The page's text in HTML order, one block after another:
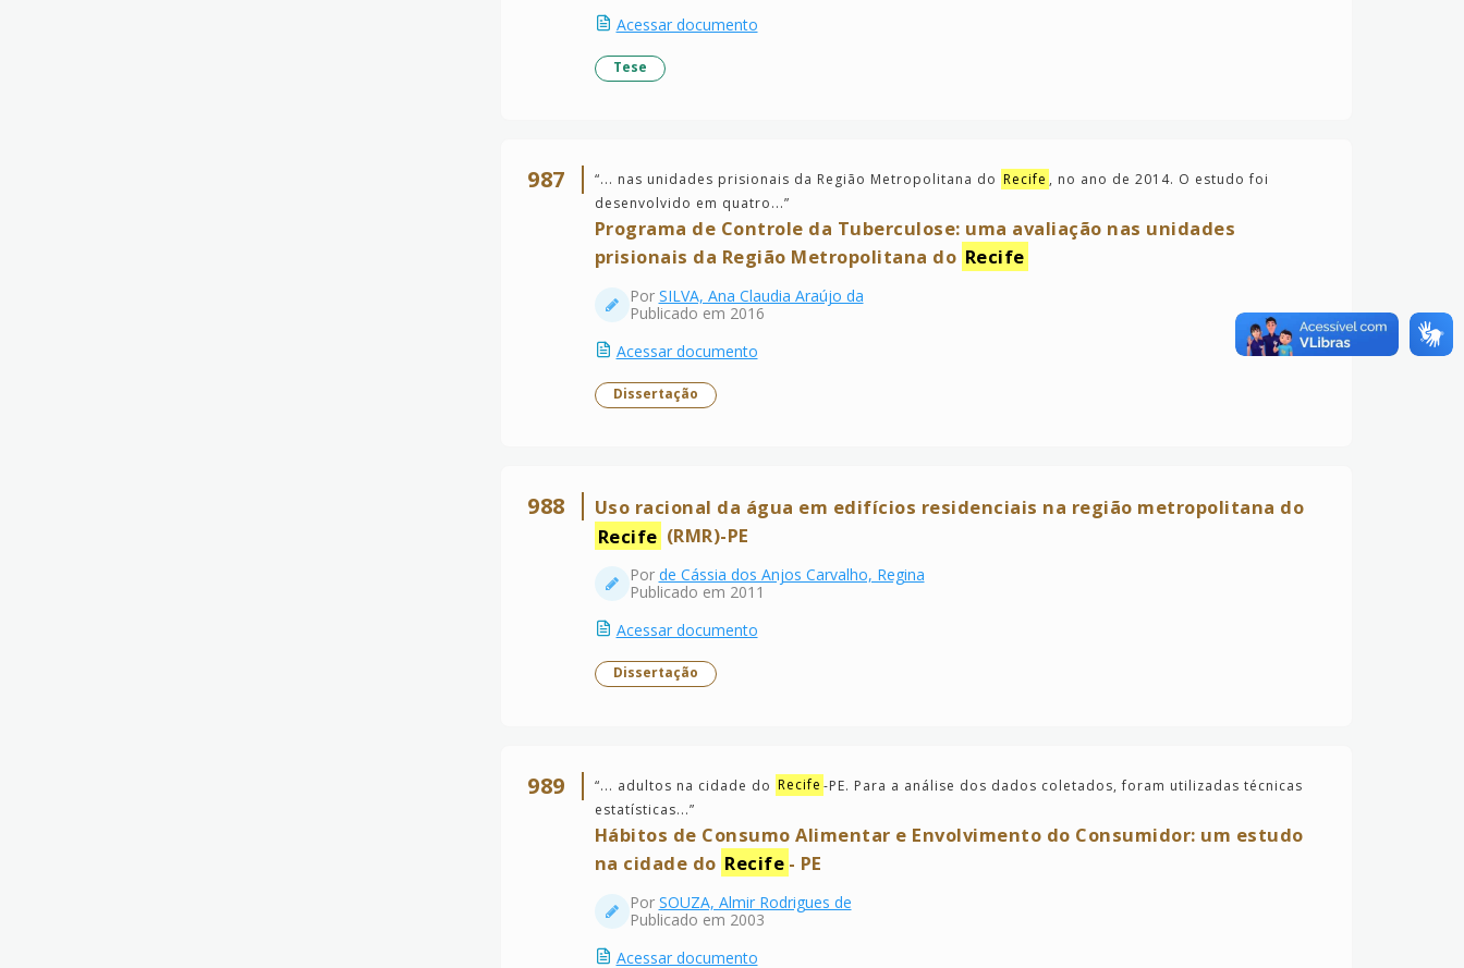
Acessar documento
Tese
987 “... nas unidades prisionais da Região Metropolitana do Recife , no ano de 2014. O estudo foi
desenvolvido em quatro...”
Programa de Controle da Tuberculose: uma avaliação nas unidades
prisionais da Região Metropolitana do Recife
Por SILVA, Ana Claudia Araújo da
Publicado em 2016
Acessar documento
Dissertação
988
Uso racional da água em edifícios residenciais na região metropolitana do
Recife (RMR)-PE
Por de Cássia dos Anjos Carvalho, Regina
Publicado em 2011
Acessar documento
Dissertação
989 “... adultos na cidade do Recife -PE. Para a análise dos dados coletados, foram utilizadas técnicas
estatísticas...”
Hábitos de Consumo Alimentar e Envolvimento do Consumidor: um estudo
na cidade do Recife - PE
Por SOUZA, Almir Rodrigues de
Publicado em 2003
Acessar documento